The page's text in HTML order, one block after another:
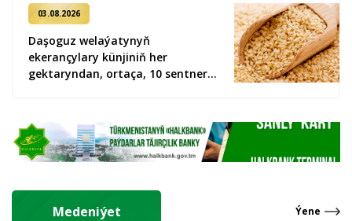
03.08.2026
Daşoguz welaýatynyň
ekerançylary künjiniň her
gektaryndan, ortaça, 10 sentner
Medeniýet Ýene